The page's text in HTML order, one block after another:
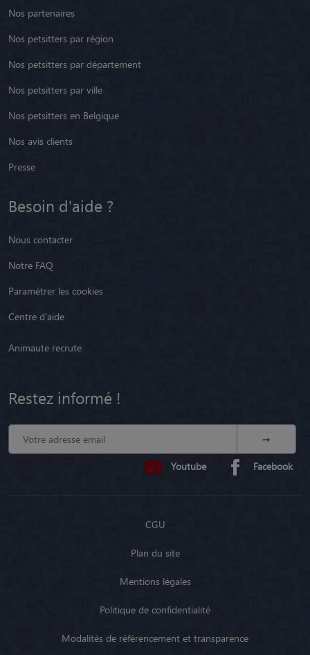
Nos partenaires
Nos petsitters par région
Nos petsitters par département
Nos petsitters par ville
Nos petsitters en Belgique
Nos avis clients
Presse
Besoin d'aide ?
Nous contacter
Notre FAQ
Paramétrer les cookies
Centre d'aide
Animaute recrute
Restez informé !
Youtube Facebook
CGU
Plan du site
Mentions légales
Politique de confidentialité
Modalités de référencement et transparence